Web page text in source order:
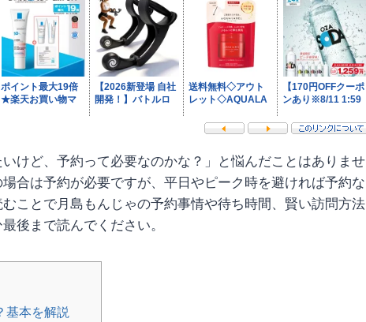
けど、予約って必要なのかな？」と悩んだことはありませ
合は予約が必要ですが、平日やピーク時を避ければ予約な
ことで月島もんじゃの予約事情や待ち時間、賢い訪問方法
後まで読んでください。
基本を解説